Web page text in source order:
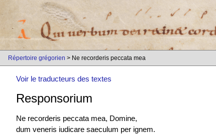
Répertoire grégorien > Ne recorderis peccata mea
Voir le traducteurs des textes
Responsorium
Ne recorderis peccata mea, Domine,
dum veneris iudicare saeculum per ignem.